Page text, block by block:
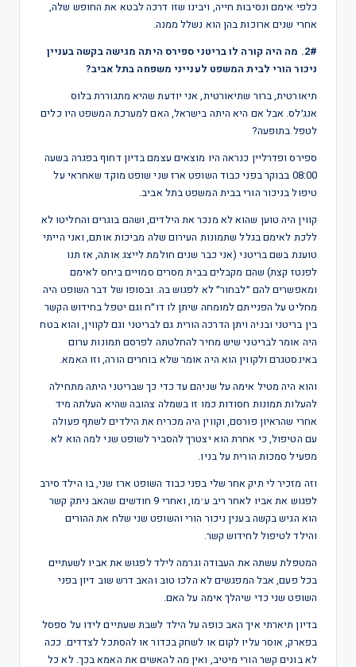
כלפי אימם ונסיבות חייה, ויבינו שזו דרכה לבטא את החופש שלה,
אחרי שנים ארוכות בהן הוא נשלל ממנה.
2#. מה היה קורה לו בריטני ספירס היתה מגישה בקשה בעניין
ניכור הורי לבית המשפט לענייני משפחה בתל אביב?
תיאורטית, ברור שתיאורטית, אני יודעת שהיא מתגוררת בלוס
אנג׳לס. אבל אם היא היתה בישראל, האם למערכת המשפט היו כלים
לטפל בתופעה?
ספירס ופדרליין כנראה היו מוצאים עצמם בדיון דחוף בפגרה בשעה
08:00 בבוקר בפני כבוד השופט ארז שני שופט מוקד שאחראי על
טיפול בניכור הורי בבית המשפט בתל אביב.
קווין היה טוען שהוא לא מנכר את הילדים, ושהם בוגרים והחליטו לא
ללכת לאימם בגלל שתמונות העירום שלה מביכות אותם, ואני הייתי
טוענת בשם בריטני (אני כבר שנים חולמת לייצג אותה, אז תנו
לפנטז קצת) שהם מקבלים בבית מסרים סמויים ביחס לאימם
ומאפשרים להם ״לבחור״ לא לפגוש בה. ובסופו של דבר השופט היה
מחליט על הפנייתם למומחה שיתן לו דו״ח וגם יטפל בחידוש הקשר
בין בריטני ובניה ויתן הדרכה הורית גם לבריטני וגם לקווין, והוא בטח
היה אומר לבריטני שיש מחיר להחלטתה לפרסם תמונות ערום
באינסטגרם ולקווין הוא היה אומר שלא בוחרים הורה, וזו האמא.
והוא היה מטיל אימה על שניהם עד כדי כך שבריטני היתה מתחילה
להעלות תמונות חסודות כמו זו בשמלה צהובה שהיא העלתה מיד
אחרי שהראיון פורסם, וקווין היה מכריח את הילדים לשתף פעולה
עם הטיפול, כי אחרת הוא יצטרך להסביר לשופט שני למה הוא לא
מפעיל סמכות הורית על בניו.
וזה מזכיר לי תיק אחר שלי בפני כבוד השופט ארז שני, בו הילד סירב
לפגוש את אביו לאחר ריב עימו, ואחרי 9 חודשים שהאב ניתק קשר
הוא הגיש בקשה בענין ניכור הורי והשופט שני שלח את ההורים
והילד לטיפול לחידוש קשר.
המטפלת עשתה את העבודה וגרמה לילד לפגוש את אביו לשעתיים
בכל פעם, אבל המפגשים לא הלכו טוב והאב דרש שוב דיון בפני
השופט שני כדי שיהלך אימה על האם.
בדיון תיארתי איך האב כופה על הילד לשבת שעתיים לידו על ספסל
בפארק, אוסר עליו לקום או לשחק בכדור או להסתכל לצדדים. ככה
לא בונים קשר הורי מיטיב, ואין מה להאשים את האמא בכך. לא כל